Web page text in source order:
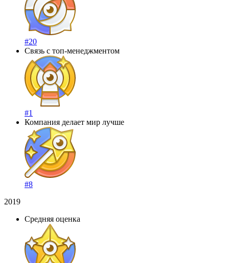
#20
Связь с топ-менеджментом
#1
Компания делает мир лучше
#8
2019
Средняя оценка